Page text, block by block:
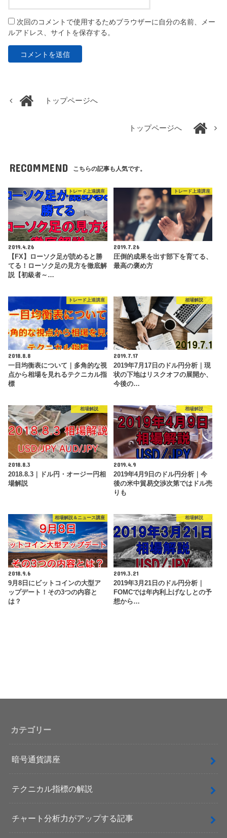
次回のコメントで使用するためブラウザーに自分の名前、メー
ルアドレス、サイトを保存する。
トップページへ
トップページへ
RECOMMEND こちらの記事も人気です。
トレード上達講座
2019.4.26
【FX】ローソク足が読めると勝
てる！ローソク足の見方を徹底解
説【初級者～…
トレード上達講座
2019.7.26
圧倒的成果を出す部下を育てる、
最高の褒め方
トレード上達講座
2018.8.8
一目均衡表について｜多角的な視
点から相場を見れるテクニカル指
標
相場解説
2019.7.17
2019年7月17日のドル円分析｜現
状の下地はリスクオフの展開か、
今後の…
相場解説
2018.8.3
2018.8.3｜ドル円・オージー円相
場解説
相場解説
2019.4.9
2019年4月9日のドル円分析｜今
後の米中貿易交渉次第ではドル売
りも
相場解説＆ニュース講座
2018.9.6
9月8日にビットコインの大型ア
ップデート！その3つの内容と
は？
相場解説
2019.3.21
2019年3月21日のドル円分析｜
FOMCでは年内利上げなしとの予
想から…
カテゴリー
暗号通貨講座
テクニカル指標の解説
チャート分析力がアップする記事